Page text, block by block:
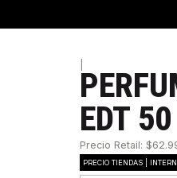
EDT
Precio Retail:
PRECIO TIENDAS |